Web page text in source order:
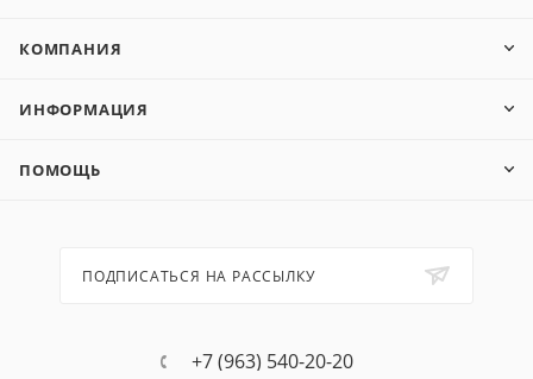
КОМПАНИЯ
ИНФОРМАЦИЯ
ПОМОЩЬ
ПОДПИСАТЬСЯ НА РАССЫЛКУ
+7 (963) 540-20-20